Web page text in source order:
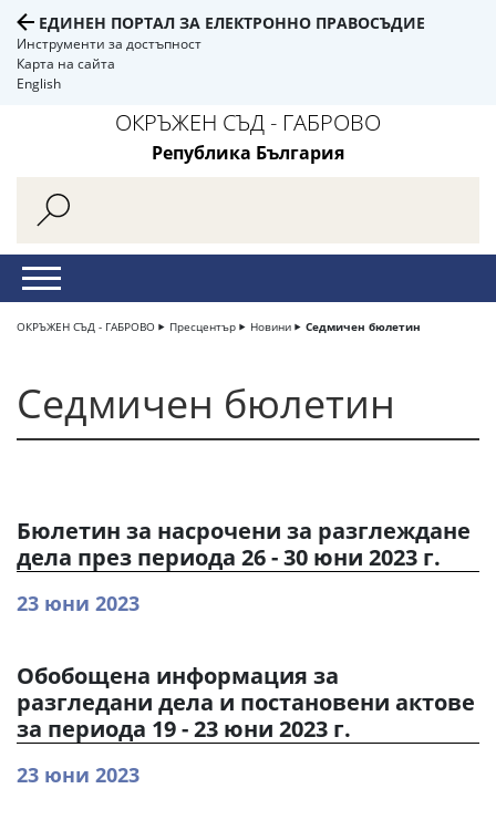
ЕДИНЕН ПОРТАЛ ЗА ЕЛЕКТРОННО ПРАВОСЪДИЕ
Инструменти за достъпност
Карта на сайта
English
ОКРЪЖЕН СЪД - ГАБРОВО
Република България
ОКРЪЖЕН СЪД - ГАБРОВО Пресцентър Новини Седмичен бюлетин
Седмичен бюлетин
Бюлетин за насрочени за разглеждане
дела през периода 26 - 30 юни 2023 г.
23 юни 2023
Обобощена информация за
разгледани дела и постановени актове
за периода 19 - 23 юни 2023 г.
23 юни 2023